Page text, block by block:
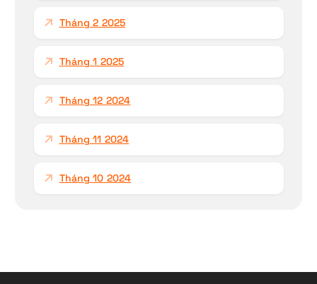
Tháng 2 2025
Tháng 1 2025
Tháng 12 2024
Tháng 11 2024
Tháng 10 2024